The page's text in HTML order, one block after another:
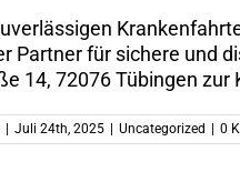
Partner für sichere und
14, 72076 Tübingen
Juli 24th, 2025 Uncategorized 0